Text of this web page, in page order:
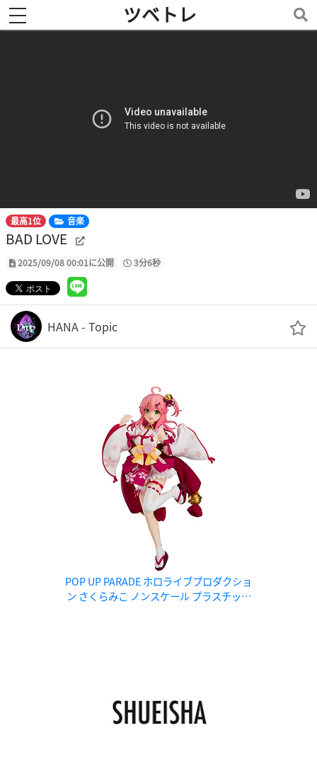
toggle navigation ツベトレ
最高1位 音楽
BAD LOVE
2025/09/08 00:01に公開 3分6秒
HANA - Topic
POP UP PARADE ホロライブプロダクショ
ン さくらみこ ノンスケール プラスチック